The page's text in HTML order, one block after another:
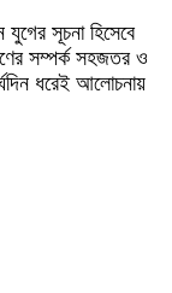
সূচনা হিসেবে
সম্পর্ক সহজতর ও
ধরেই আলোচনায়